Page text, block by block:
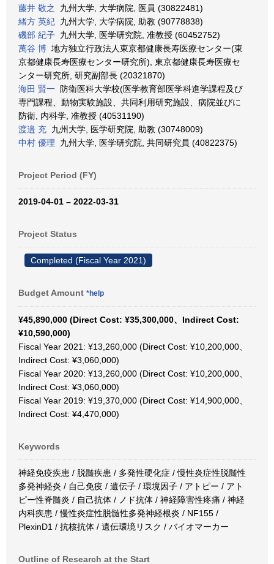
藤井 敬之
九州大学, 大学病院, 医員 (30822481)
緒方 英紀 九州大学, 大学病院, 助教 (90778838)
磯部 紀子 九州大学, 医学研究院, 准教授 (60452752)
萬谷 博 地方独立行政法人東京都健康長寿医療センター(東
京都健康長寿医療センター研究所), 東京都健康長寿医療セ
ンター研究所, 研究副部長 (20321870)
海田 賢一 防衛医科大学校(医学教育部医学科進学課程及び
専門課程、動物実験施設、共同利用研究施設、病院並びに
防衛, 内科学, 准教授 (40531190)
渡邉 充 九州大学, 医学研究院, 助教 (30748009)
中村 優理 九州大学, 医学研究院, 共同研究員 (40822375)
Project Period (FY)
2019-04-01 – 2022-03-31
Project Status
Completed (Fiscal Year 2021)
Budget Amount *help
¥45,890,000 (Direct Cost: ¥35,300,000、Indirect Cost:
¥10,590,000)
Fiscal Year 2021: ¥13,260,000 (Direct Cost: ¥10,200,000、
Indirect Cost: ¥3,060,000)
Fiscal Year 2020: ¥13,260,000 (Direct Cost: ¥10,200,000、
Indirect Cost: ¥3,060,000)
Fiscal Year 2019: ¥19,370,000 (Direct Cost: ¥14,900,000、
Indirect Cost: ¥4,470,000)
Keywords
神経免疫疾患 / 脱髄疾患 / 多発性硬化症 / 慢性炎症性脱髄性
多発神経炎 / 自己免疫 / 遺伝子 / 環境因子 / アトピー / アト
ピー性脊髄炎 / 自己抗体 / ノド抗体 / 神経障害性疼痛 / 神経
内科疾患 / 慢性炎症性脱髄性多発神経根炎 / NF155 /
PlexinD1 / 抗核抗体 / 遺伝環境リスク / バイオマーカー
Outline of Research at the Start